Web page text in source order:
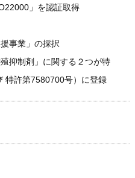
」を認証取得
事業」の採択
抑制剤」に関する２つが特
特許第7580700号）に登録